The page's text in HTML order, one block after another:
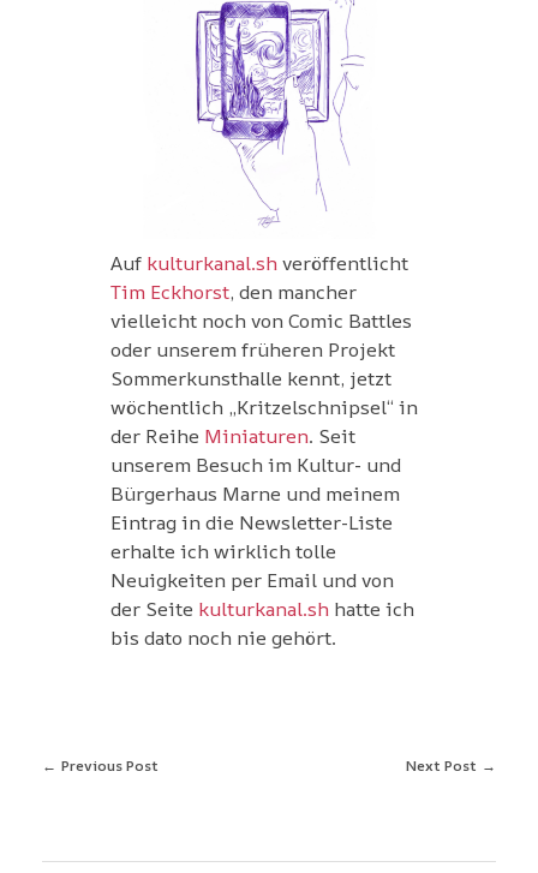
Auf kulturkanal.shveröffentlicht
Tim Eckhorst, den mancher
vielleicht noch von Comic Battles
oder unserem früheren Projekt
Sommerkunsthalle kennt, jetzt
wöchentlich „Kritzelschnipsel“ in
der Reihe Miniaturen. Seit
unserem Besuch im Kultur- und
Bürgerhaus Marne und meinem
Eintrag in die Newsletter-Liste
erhalte ich wirklich tolle
Neuigkeiten per Email und von
der Seite kulturkanal.shhatte ich
bis dato noch nie gehört.
Previous Post Next Post